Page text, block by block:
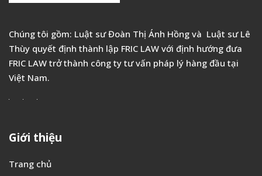
Chúng tôi gồm: Luật sư Đoàn Thị Ánh Hồng và Luật sư Lê
Thùy quyết định thành lập FRIC LAW với định hướng đưa
FRIC LAW trở thành công ty tư vấn pháp lý hàng đầu tại
Việt Nam.
Giới thiệu
Trang chủ